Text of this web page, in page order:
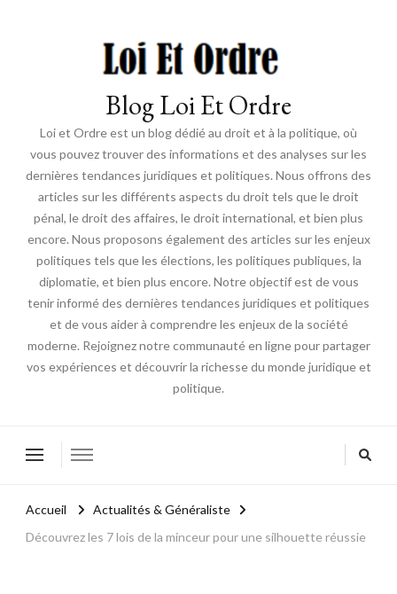
Blog Loi Et Ordre
Loi et Ordre est un blog dédié au droit et à la politique, où
vous pouvez trouver des informations et des analyses sur les
dernières tendances juridiques et politiques. Nous offrons des
articles sur les différents aspects du droit tels que le droit
pénal, le droit des affaires, le droit international, et bien plus
encore. Nous proposons également des articles sur les enjeux
politiques tels que les élections, les politiques publiques, la
diplomatie, et bien plus encore. Notre objectif est de vous
tenir informé des dernières tendances juridiques et politiques
et de vous aider à comprendre les enjeux de la société
moderne. Rejoignez notre communauté en ligne pour partager
vos expériences et découvrir la richesse du monde juridique et
politique.
Accueil
Actualités & Généraliste
Découvrez les 7 lois de la minceur pour une silhouette réussie